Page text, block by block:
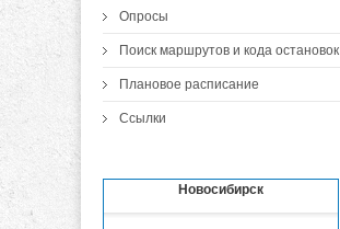
Опросы
Поиск маршрутов и кода остановок
Плановое расписание
Ссылки
Новосибирск